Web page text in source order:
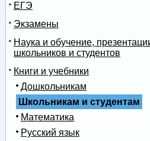
ЕГЭ
Экзамены
Наука и обучение,
школьников и студентов
Книги и учебники
Дошкольникам
Школьникам и студентам
Математика
Русский язык